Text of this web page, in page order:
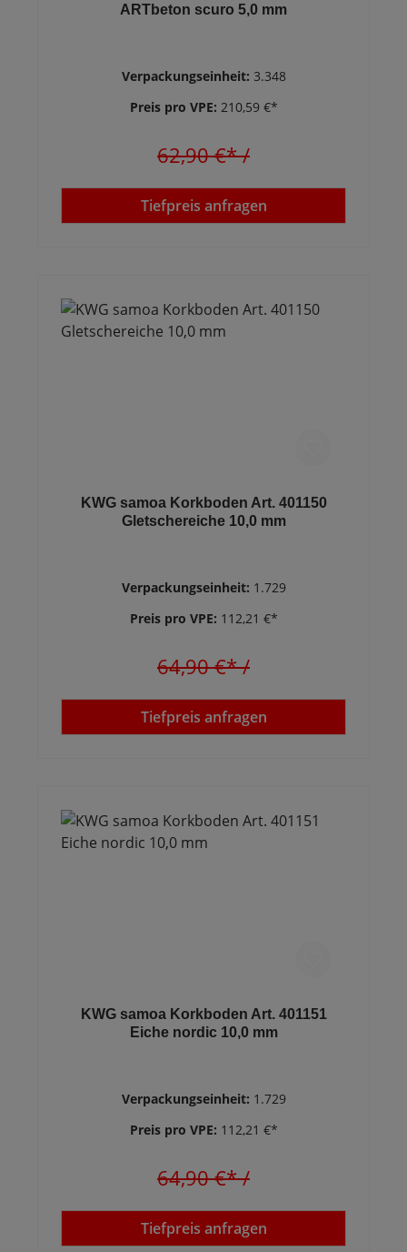
ARTbeton scuro 5,0 mm
Verpackungseinheit: 3.348
Preis pro VPE: 210,59 €*
62,90 €*/
Tiefpreis anfragen
KWG samoa Korkboden Art. 401150
Gletschereiche 10,0 mm
Verpackungseinheit: 1.729
Preis pro VPE: 112,21 €*
64,90 €*/
Tiefpreis anfragen
KWG samoa Korkboden Art. 401151
Eiche nordic 10,0 mm
Verpackungseinheit: 1.729
Preis pro VPE: 112,21 €*
64,90 €*/
Tiefpreis anfragen